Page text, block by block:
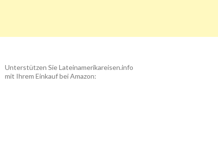
Unterstützen Sie Lateinamerikareisen.info
mit Ihrem Einkauf bei Amazon: